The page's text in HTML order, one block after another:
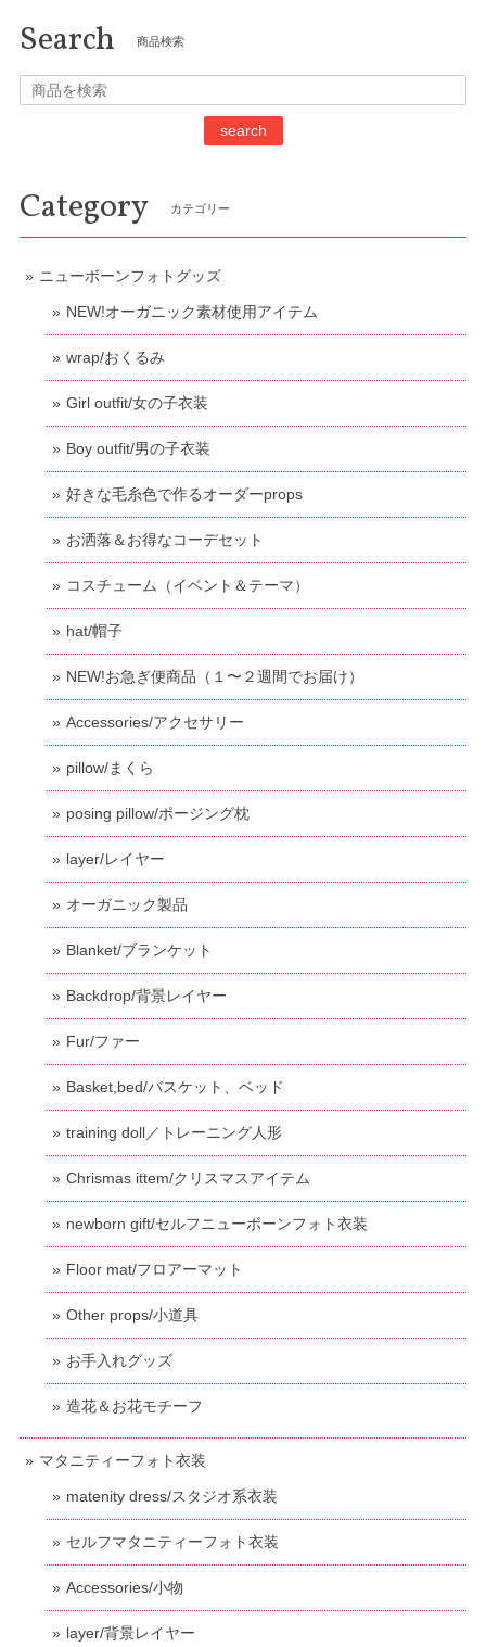
Search 商品検索
search
Category カテゴリー
ニューボーンフォトグッズ
NEW!オーガニック素材使用アイテム
wrap/おくるみ
Girl outfit/女の子衣装
Boy outfit/男の子衣装
好きな毛糸色で作るオーダーprops
お洒落＆お得なコーデセット
コスチューム（イベント＆テーマ）
hat/帽子
NEW!お急ぎ便商品（１〜２週間でお届け）
Accessories/アクセサリー
pillow/まくら
posing pillow/ポージング枕
layer/レイヤー
オーガニック製品
Blanket/ブランケット
Backdrop/背景レイヤー
Fur/ファー
Basket,bed/バスケット、ベッド
training doll／トレーニング人形
Chrismas ittem/クリスマスアイテム
newborn gift/セルフニューボーンフォト衣装
Floor mat/フロアーマット
Other props/小道具
お手入れグッズ
造花＆お花モチーフ
マタニティーフォト衣装
matenity dress/スタジオ系衣装
セルフマタニティーフォト衣装
Accessories/小物
layer/背景レイヤー